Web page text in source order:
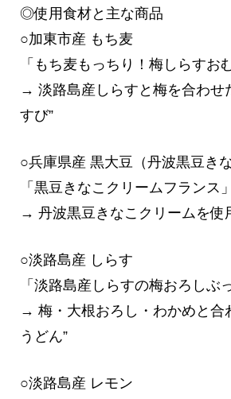
◎使用食材と主な商品
○加東市産 もち麦
「もち麦もっちり！梅しらすお
→ 淡路島産しらすと梅を合わせ
すび”
○兵庫県産 黒大豆（丹波黒豆きな
「黒豆きなこクリームフランス」
→ 丹波黒豆きなこクリームを使
○淡路島産 しらす
「淡路島産しらすの梅おろしぶ
→ 梅・大根おろし・わかめと合
うどん”
○淡路島産 レモン